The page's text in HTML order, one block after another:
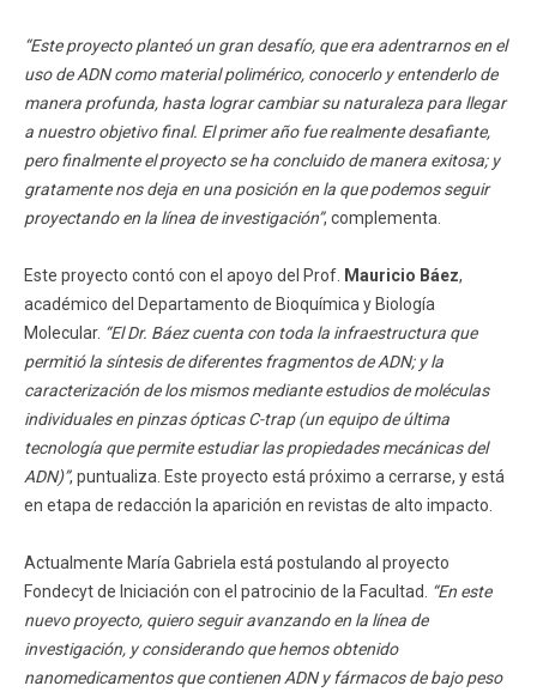
“Este proyecto planteó un gran desafío, que era adentrarnos en el
uso de ADN como material polimérico, conocerlo y entenderlo de
manera profunda, hasta lograr cambiar su naturaleza para llegar
a nuestro objetivo final. El primer año fue realmente desafiante,
pero finalmente el proyecto se ha concluido de manera exitosa; y
gratamente nos deja en una posición en la que podemos seguir
proyectando en la línea de investigación”, complementa.
Este proyecto contó con el apoyo del Prof. Mauricio Báez,
académico del Departamento de Bioquímica y Biología
Molecular. “El Dr. Báez cuenta con toda la infraestructura que
permitió la síntesis de diferentes fragmentos de ADN; y la
caracterización de los mismos mediante estudios de moléculas
individuales en pinzas ópticas C-trap (un equipo de última
tecnología que permite estudiar las propiedades mecánicas del
ADN)”, puntualiza. Este proyecto está próximo a cerrarse, y está
en etapa de redacción la aparición en revistas de alto impacto.
Actualmente María Gabriela está postulando al proyecto
Fondecyt de Iniciación con el patrocinio de la Facultad. “En este
nuevo proyecto, quiero seguir avanzando en la línea de
investigación, y considerando que hemos obtenido
nanomedicamentos que contienen ADN y fármacos de bajo peso